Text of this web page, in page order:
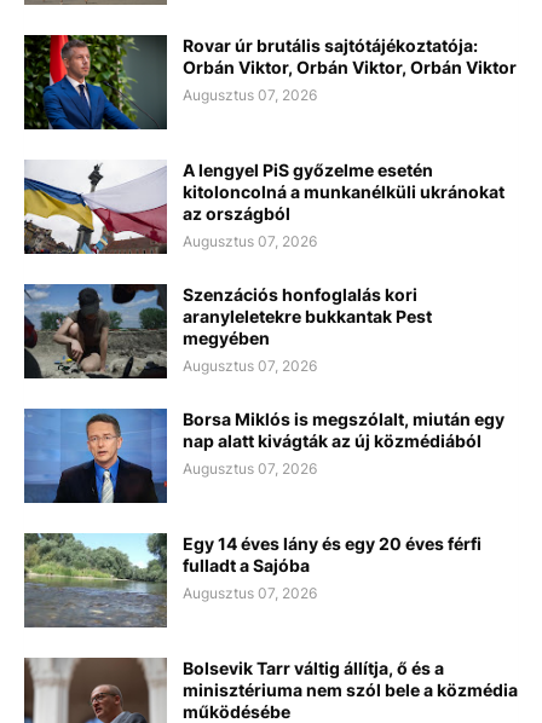
Rovar úr brutális sajtótájékoztatója:
Orbán Viktor, Orbán Viktor, Orbán Viktor
Augusztus 07, 2026
A lengyel PiS győzelme esetén
kitoloncolná a munkanélküli ukránokat
az országból
Augusztus 07, 2026
Szenzációs honfoglalás kori
aranyleletekre bukkantak Pest
megyében
Augusztus 07, 2026
Borsa Miklós is megszólalt, miután egy
nap alatt kivágták az új közmédiából
Augusztus 07, 2026
Egy 14 éves lány és egy 20 éves férfi
fulladt a Sajóba
Augusztus 07, 2026
Bolsevik Tarr váltig állítja, ő és a
minisztériuma nem szól bele a közmédia
működésébe